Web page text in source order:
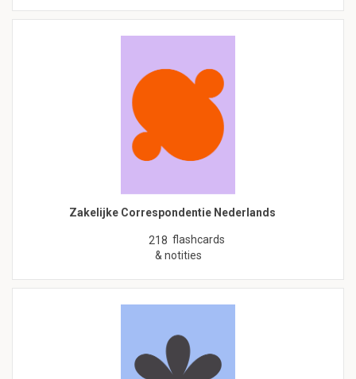
Zakelijke Correspondentie Nederlands
218 flashcards
& notities